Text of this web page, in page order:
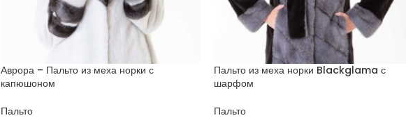
Аврора – Пальто из меха норки с
капюшоном
Пальто
Пальто из меха норки Blackglama с
шарфом
Пальто